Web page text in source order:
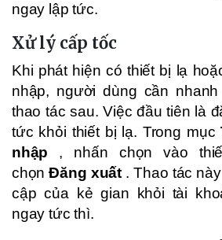
ngay lập tức.
Xử lý cấp tốc
Khi phát hiện có thiết bị lạ
nhập, người dùng cần
thao tác sau. Việc đầu tiên là
tức khỏi thiết bị lạ. Trong mục
nhập , nhấn chọn vào
chọnĐăng xuất . Thao tác
cập của kẻ gian khỏi tài
ngay tức thì.